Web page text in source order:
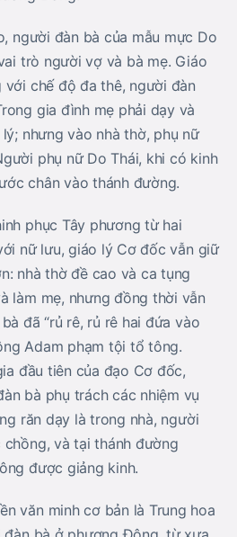
người đàn bà của mẫu mực Do
trò người vợ và bà mẹ. Giáo
với chế độ đa thê, người đàn
gia đình mẹ phải dạy và
nhưng vào nhà thờ, phụ nữ
phụ nữ Do Thái, khi có kinh
chân vào thánh đường.
phục Tây phương từ hai
nữ lưu, giáo lý Cơ đốc vẫn giữ
nhà thờ đề cao và ca tụng
làm mẹ, nhưng đồng thời vẫn
đã “rủ rê, rủ rê hai đứa vào
Adam phạm tội tổ tông.
đầu tiên của đạo Cơ đốc,
bà phụ trách các nhiệm vụ
răn dạy là trong nhà, người
và tại thánh đường
được giảng kinh.
văn minh cơ bản là Trung hoa